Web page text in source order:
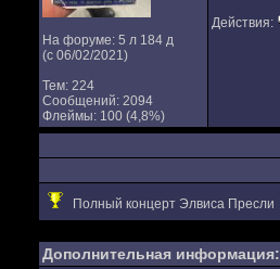
На форуме: 5 л 184 д
(с 06/02/2021)
Тем: 224
Сообщений: 2094
Флеймы: 100 (4,8%)
Действия:
Полный концерт Элвиса Пресли
Дополнительная информация: